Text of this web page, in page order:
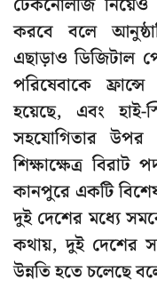
করবে বলে
এছাড়াও ডিজিটাল
পরিষেবাকে
হয়েছে, এবং হাই-
সহযোগিতার উপর
শিক্ষাক্ষেত্র
কানপুরে একটি
দুই দেশের মধ্যে
কথায়, দুই দেশের
উন্নতি হতে চলেছে